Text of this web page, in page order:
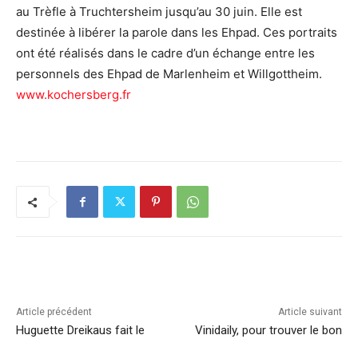
au Trèfle à Truchtersheim jusqu’au 30 juin. Elle est
destinée à libérer la parole dans les Ehpad. Ces portraits
ont été réalisés dans le cadre d’un échange entre les
personnels des Ehpad de Marlenheim et Willgottheim.
www.kochersberg.fr
Article précédent
Huguette Dreikaus fait le
Article suivant
Vinidaily, pour trouver le bon